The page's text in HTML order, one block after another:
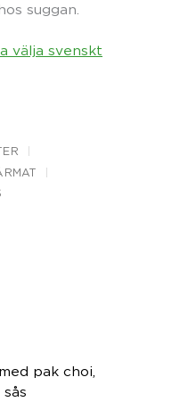
suggan.
välja svenskt